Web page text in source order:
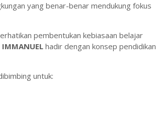
yang benar-benar mendukung fokus
pembentukan kebiasaan belajar
IMMANUELhadir dengan konsep pendidikan
untuk: